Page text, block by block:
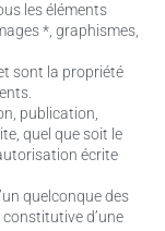
les éléments
*, graphismes,
sont la propriété
publication,
quel que soit le
écrite
quelconque des
d’une